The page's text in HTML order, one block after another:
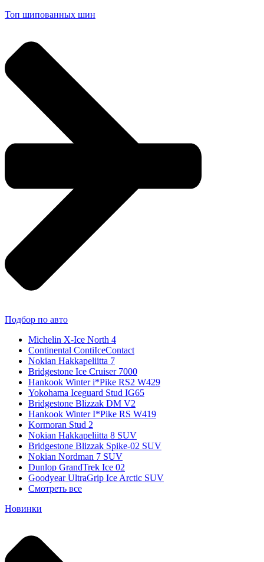
Топ шипованных шин
Подбор по авто
Michelin X-Ice North 4
Continental ContiIceContact
Nokian Hakkapeliitta 7
Bridgestone Ice Cruiser 7000
Hankook Winter i*Pike RS2 W429
Yokohama Iceguard Stud IG65
Bridgestone Blizzak DM V2
Hankook Winter I*Pike RS W419
Kormoran Stud 2
Nokian Hakkapeliitta 8 SUV
Bridgestone Blizzak Spike-02 SUV
Nokian Nordman 7 SUV
Dunlop GrandTrek Ice 02
Goodyear UltraGrip Ice Arctic SUV
Смотреть все
Новинки